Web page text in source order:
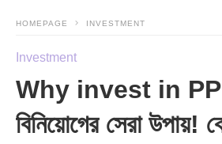
HOMEPAGE INVESTMENT
Investment
Why invest in
বিনিয়োগের সেরা উপায়!